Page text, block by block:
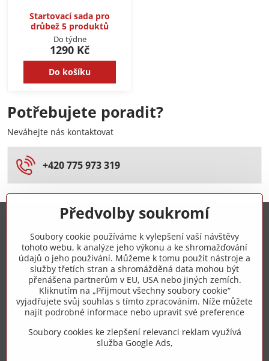
Startovací sada pro
drůbež 5 produktů
Do týdne
1290 Kč
Do košíku
Potřebujete poradit?
Neváhejte nás kontaktovat
+420 775 973 319
+420 775 973 319
info​@zipzop​.cz
Objednávky
Vše k nákupu
Předvolby soukromí
Soubory cookie používáme k vylepšení vaší návštěvy
tohoto webu, k analýze jeho výkonu a ke shromažďování
údajů o jeho používání. Můžeme k tomu použít nástroje a
služby třetích stran a shromážděná data mohou být
přenášena partnerům v EU, USA nebo jiných zemích.
Kliknutím na „Přijmout všechny soubory cookie“
vyjadřujete svůj souhlas s tímto zpracováním. Níže můžete
najít podrobné informace nebo upravit své preference
Soubory cookies ke zlepšení relevanci reklam využívá
služba Google Ads,